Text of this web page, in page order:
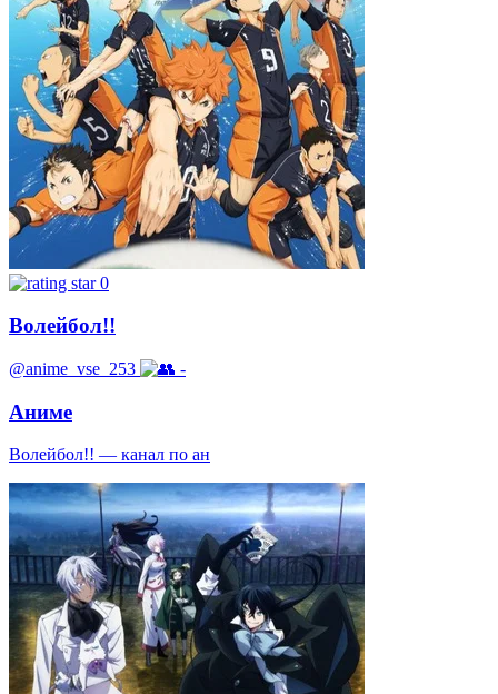
0
Волейбол!!
@anime_vse_253 -
Аниме
Волейбол!! — канал по ан